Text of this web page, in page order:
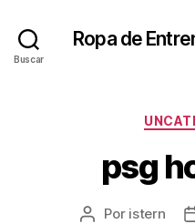
Buscar
Ropa de
psg
Autor
Por istern